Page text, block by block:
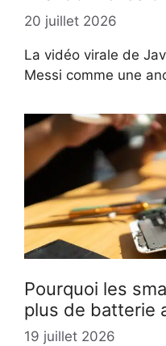
20 juillet 2026
La vidéo virale de
Messi comme une
Pourquoi les
plus de batterie
19 juillet 2026